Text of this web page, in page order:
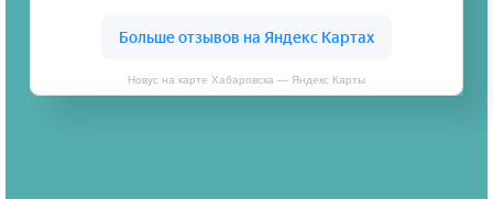
Новус на карте Хабаровска — Яндекс Карты